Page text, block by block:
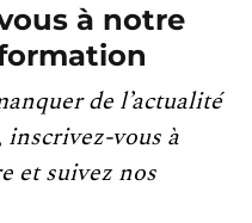
à notre
de l’actualité
inscrivez-vous à
et suivez nos